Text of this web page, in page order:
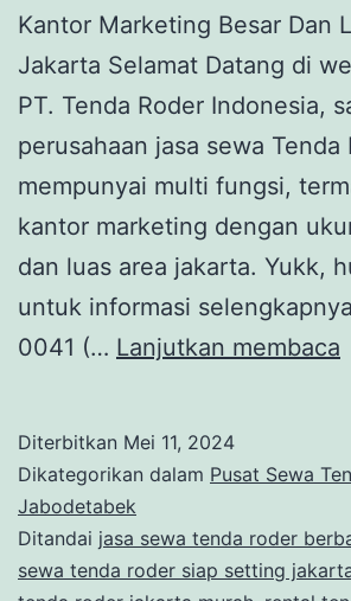
Kantor Marketing Besar Dan
Jakarta Selamat Datang di
PT. Tenda Roder Indonesia,
perusahaan jasa sewa Tenda
mempunyai multi fungsi,
kantor marketing dengan
dan luas area jakarta. Yukk,
untuk informasi
0041 (… Lanjutkan membaca
Diterbitkan Mei 11, 2024
Dikategorikan dalam Pusat Sewa
Jabodetabek
Ditandai jasa sewa tenda roder
sewa tenda roder siap setting